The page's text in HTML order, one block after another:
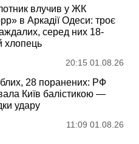
влучив у ЖК
в Аркадії Одеси: троє
серед них 18-
хлопець
20:15 01.08.26
28 поранених: РФ
Київ балістикою —
удару
11:09 01.08.26